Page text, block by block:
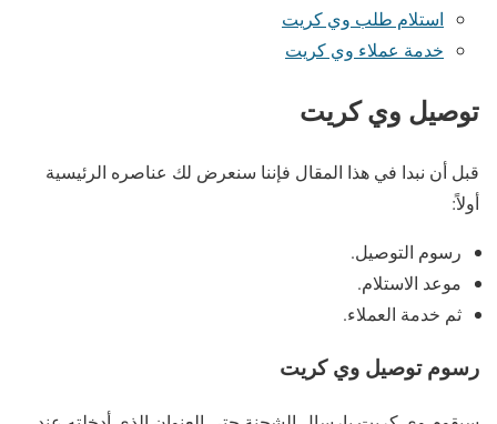
استلام طلب وي كريت
خدمة عملاء وي كريت
توصيل وي كريت
قبل أن نبدا في هذا المقال فإننا سنعرض لك عناصره الرئيسية
أولاً:
رسوم التوصيل.
موعد الاستلام.
ثم خدمة العملاء.
رسوم توصيل وي كريت